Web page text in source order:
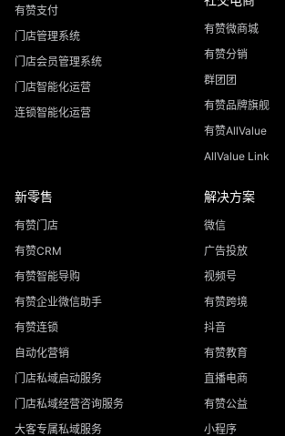
有赞支付
门店管理系统
门店会员管理系统
门店智能化运营
连锁智能化运营
有赞微商城
有赞分销
群团团
有赞品牌旗舰
有赞AllValue
AllValue Link
新零售
有赞门店
有赞CRM
有赞智能导购
有赞企业微信助手
有赞连锁
自动化营销
门店私域启动服务
门店私域经营咨询服务
大客专属私域服务
解决方案
微信
广告投放
视频号
有赞跨境
抖音
有赞教育
直播电商
有赞公益
小程序